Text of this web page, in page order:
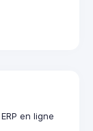
ERP en ligne